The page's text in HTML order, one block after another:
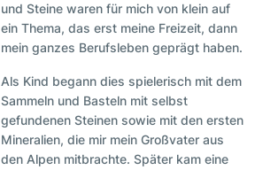
und Steine waren für mich von klein auf
ein Thema, das erst meine Freizeit, dann
mein ganzes Berufsleben geprägt haben.
Als Kind begann dies spielerisch mit dem
Sammeln und Basteln mit selbst
gefundenen Steinen sowie mit den ersten
Mineralien, die mir mein Großvater aus
den Alpen mitbrachte. Später kam eine